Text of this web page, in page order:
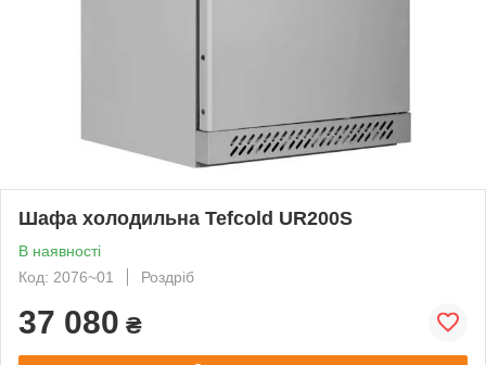
Шафа холодильна Tefcold UR200S
В наявності
Код: 2076~01
Роздріб
37 080 ₴